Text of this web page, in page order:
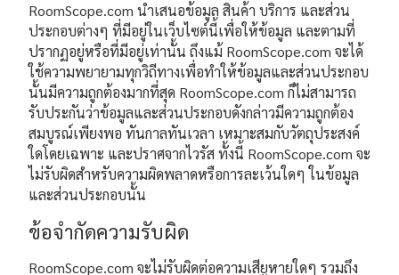
RoomScope.com นำเสนอข้อมูล สินค้า บริการ และส่วน
ประกอบต่างๆ ที่มีอยู่ในเว็บไซต์นี้เพื่อให้ข้อมูล และตามที่
ปรากฏอยู่หรือที่มีอยู่เท่านั้น ถึงแม้ RoomScope.com จะได้
ใช้ความพยายามทุกวิถีทางเพื่อทำให้ข้อมูลและส่วนประกอบ
นั้นมีความถูกต้องมากที่สุด RoomScope.com ก็ไม่สามารถ
รับประกันว่าข้อมูลและส่วนประกอบดังกล่าวมีความถูกต้อง
สมบูรณ์เพียงพอ ทันกาลทันเวลา เหมาะสมกับวัตถุประสงค์
ใดโดยเฉพาะ และปราศจากไวรัส ทั้งนี้ RoomScope.com จะ
ไม่รับผิดสำหรับความผิดพลาดหรือการละเว้นใดๆ ในข้อมูล
และส่วนประกอบนั้น
ข้อจำกัดความรับผิด
RoomScope.com จะไม่รับผิดต่อความเสียหายใดๆ รวมถึง